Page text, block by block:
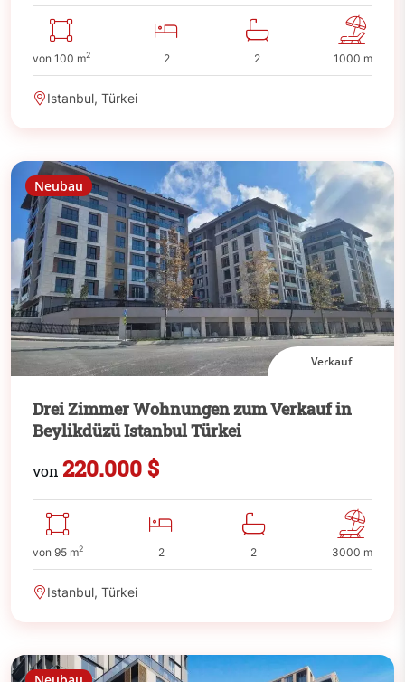
von 100 m2 2 2 1000 m
Istanbul, Türkei
Neubau
Verkauf
Drei Zimmer Wohnungen zum Verkauf in
Beylikdüzü Istanbul Türkei
von 220.000 $
von 95 m2 2 2 3000 m
Istanbul, Türkei